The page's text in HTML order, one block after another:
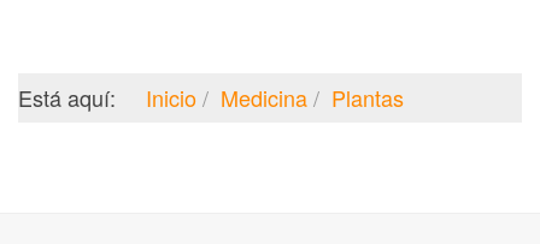
Está aquí: Inicio Medicina Plantas